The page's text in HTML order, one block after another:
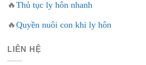
🔥Thủ tục ly hôn nhanh
🔥Quyền nuôi con khi ly hôn
LIÊN HỆ